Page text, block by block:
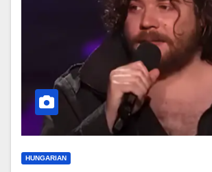
HUNGARIAN